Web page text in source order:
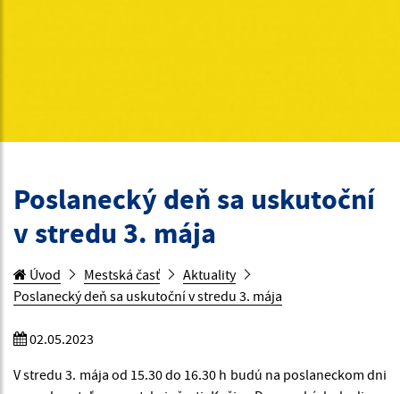
Poslanecký deň sa uskutoční
v stredu 3. mája
Úvod Mestská časť
Aktuality
Poslanecký deň sa uskutoční v stredu 3. mája
02.05.2023
V stredu 3. mája od 15.30 do 16.30 h budú na poslaneckom dni